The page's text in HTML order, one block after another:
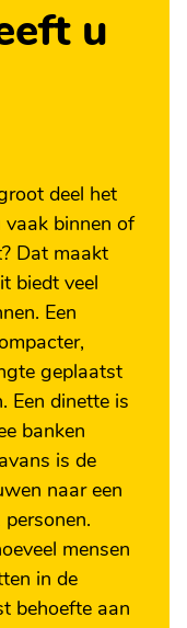
u
deel het
binnen of
Dat maakt
biedt veel
Een
geplaatst
Een dinette is
banken
is de
naar een
mensen
in de
behoefte aan